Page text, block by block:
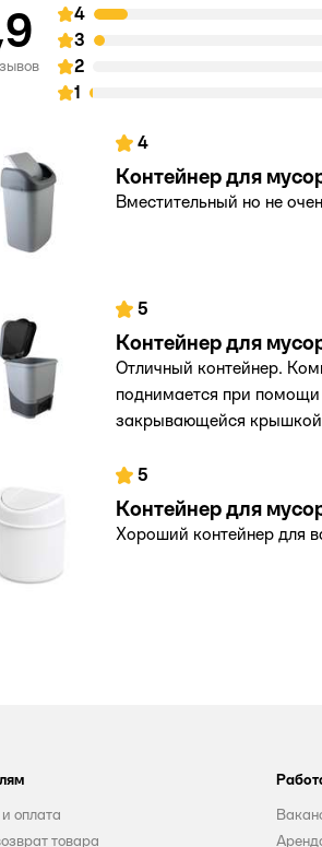
4
3
2
1
4
Контейнер для
Вместительный но не
5
Контейнер для
Отличный контейнер.
поднимается при
закрывающейся
5
Контейнер для
Хороший контейнер для
оплата
товара